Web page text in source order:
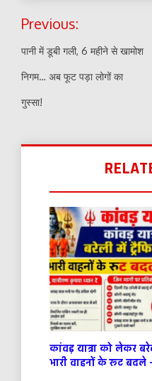
Post
navigation
Previous:
पानी में डूबी गली, 6 महीने से खामोश
निगम… अब फूट पड़ा लोगों का
गुस्सा!
कांवड़ यात्रा को लेकर
भारी वाहनों के रूट बदले